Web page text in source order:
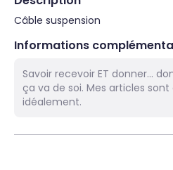
Câble suspension
Informations
Savoir recevoir ET donner...
ça va de soi. Mes articles
idéalement.